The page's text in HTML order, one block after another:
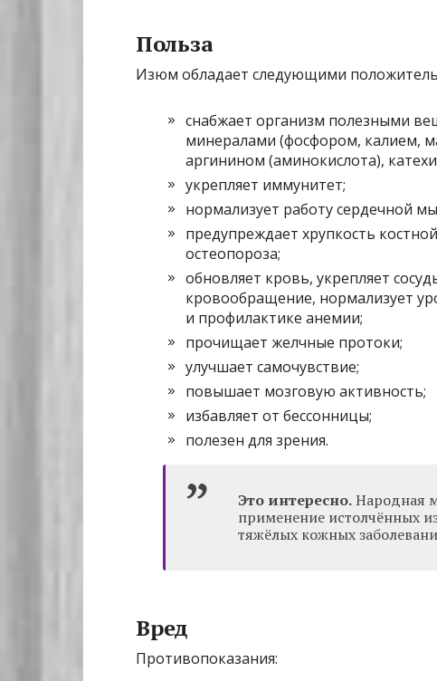
Польза
Изюм обладает следующими
снабжает организм полезными
минералами (фосфором, калием,
аргинином (аминокислота),
укрепляет иммунитет;
нормализует работу сердечной
предупреждает хрупкость
остеопороза;
обновляет кровь, укрепляет
кровообращение, нормализует
и профилактике анемии;
прочищает желчные протоки;
улучшает самочувствие;
повышает мозговую активность;
избавляет от бессонницы;
полезен для зрения.
Это интересно.Народная
применение истолчённых
тяжёлых кожных
Вред
Противопоказания: